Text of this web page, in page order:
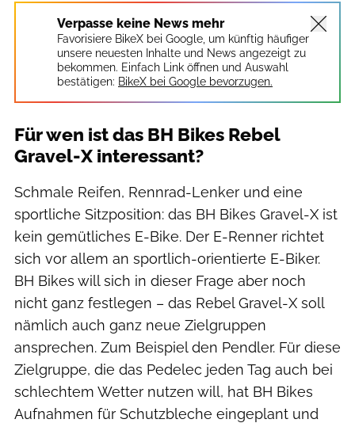
Verpasse keine News mehr
Favorisiere BikeX bei Google, um künftig häufiger
unsere neuesten Inhalte und News angezeigt zu
bekommen. Einfach Link öffnen und Auswahl
bestätigen: BikeX bei Google bevorzugen.
Für wen ist das BH Bikes Rebel
Gravel-X interessant?
Schmale Reifen, Rennrad-Lenker und eine
sportliche Sitzposition: das BH Bikes Gravel-X ist
kein gemütliches E-Bike. Der E-Renner richtet
sich vor allem an sportlich-orientierte E-Biker.
BH Bikes will sich in dieser Frage aber noch
nicht ganz festlegen – das Rebel Gravel-X soll
nämlich auch ganz neue Zielgruppen
ansprechen. Zum Beispiel den Pendler. Für diese
Zielgruppe, die das Pedelec jeden Tag auch bei
schlechtem Wetter nutzen will, hat BH Bikes
Aufnahmen für Schutzbleche eingeplant und